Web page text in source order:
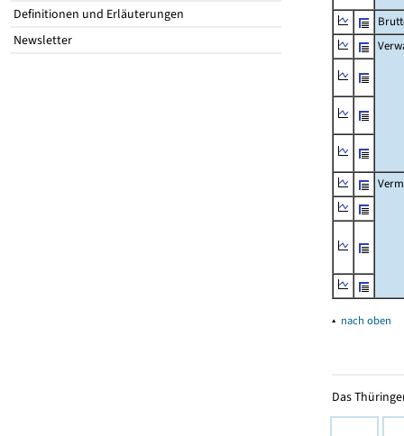
Definitionen und Erläuterungen
Newsletter
▴ nach oben
Das